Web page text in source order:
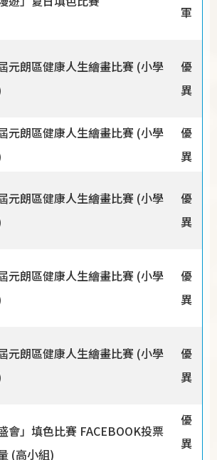
軍
元朗區健康人生繪畫比賽 (小學
優
異
元朗區健康人生繪畫比賽 (小學
優
異
元朗區健康人生繪畫比賽 (小學
優
異
元朗區健康人生繪畫比賽 (小學
優
異
元朗區健康人生繪畫比賽 (小學
優
異
會」填色比賽 FACEBOOK投票
(高小組)
優
異